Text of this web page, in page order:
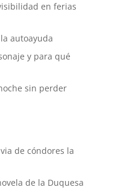
en ferias
autoayuda
y para qué
sin perder
de cóndores la
de la Duquesa